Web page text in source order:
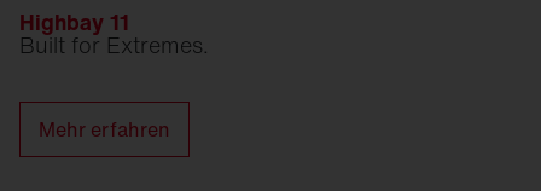
Highbay 11
Built for Extremes.
Mehr erfahren